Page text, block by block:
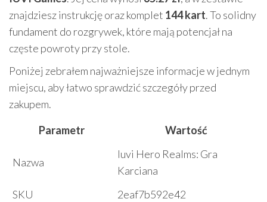
znajdziesz instrukcję oraz komplet 144 kart. To solidny
fundament do rozgrywek, które mają potencjał na
częste powroty przy stole.
Poniżej zebrałem najważniejsze informacje w jednym
miejscu, aby łatwo sprawdzić szczegóły przed
zakupem.
Parametr
Wartość
Nazwa
Iuvi Hero Realms: Gra
Karciana
SKU
2eaf7b592e42